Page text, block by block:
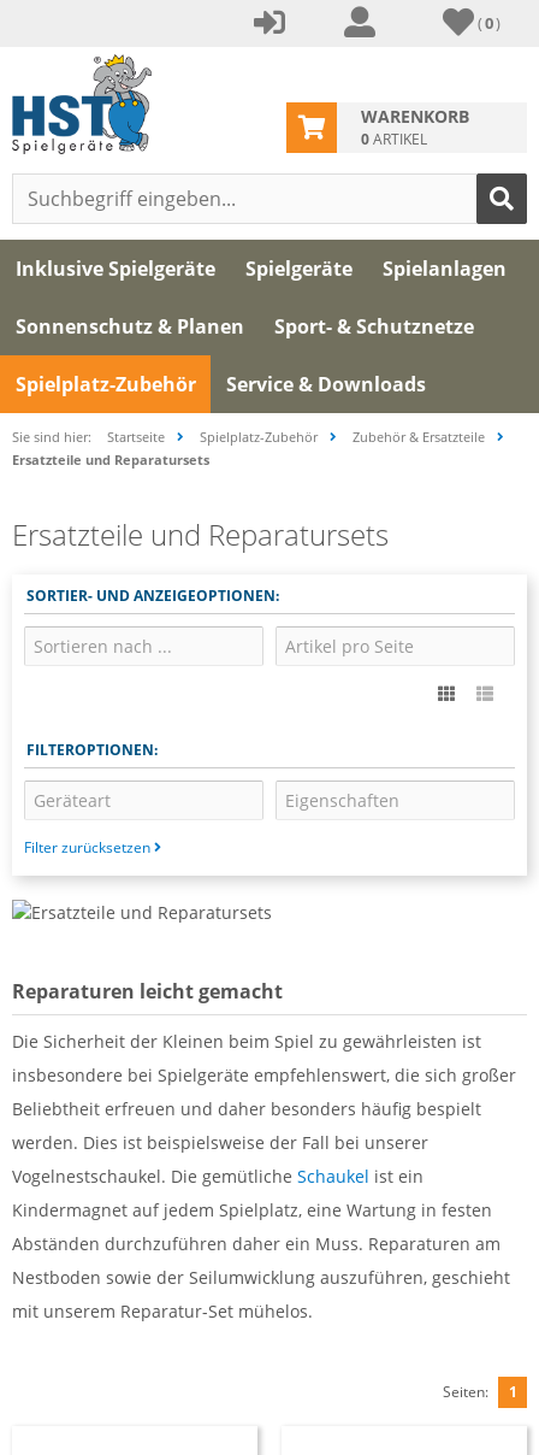
(0)
WARENKORB
0ARTIKEL
Inklusive Spielgeräte Spielgeräte Spielanlagen
Sonnenschutz & Planen Sport- & Schutznetze
Spielplatz-Zubehör Service & Downloads
Sie sind hier: Startseite Spielplatz-Zubehör
Zubehör & Ersatzteile
Ersatzteile und Reparatursets
Ersatzteile und Reparatursets
SORTIER- UND ANZEIGEOPTIONEN:
FILTEROPTIONEN:
Filter zurücksetzen
Reparaturen leicht gemacht
Die Sicherheit der Kleinen beim Spiel zu gewährleisten ist
insbesondere bei Spielgeräte empfehlenswert, die sich großer
Beliebtheit erfreuen und daher besonders häufig bespielt
werden. Dies ist beispielsweise der Fall bei unserer
Vogelnestschaukel. Die gemütliche Schaukel ist ein
Kindermagnet auf jedem Spielplatz, eine Wartung in festen
Abständen durchzuführen daher ein Muss. Reparaturen am
Nestboden sowie der Seilumwicklung auszuführen, geschieht
mit unserem Reparatur-Set mühelos.
Seiten: 1